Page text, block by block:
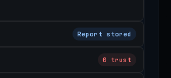
Report stored
0 trust